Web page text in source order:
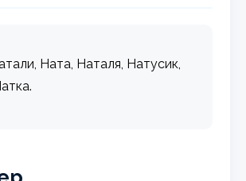
Ната, Наталя, Натусик,